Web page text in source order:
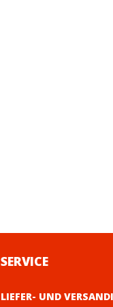
SERVICE
LIEFER- UND